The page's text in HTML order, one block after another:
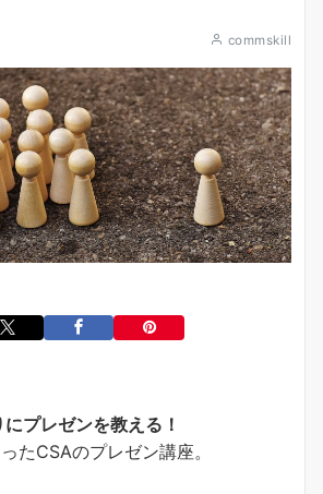
commskill
プレゼンを教える！
たCSAのプレゼン講座。